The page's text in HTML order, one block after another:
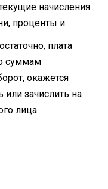
начисления.
проценты и
плата
суммам
окажется
зачислить на
лица.